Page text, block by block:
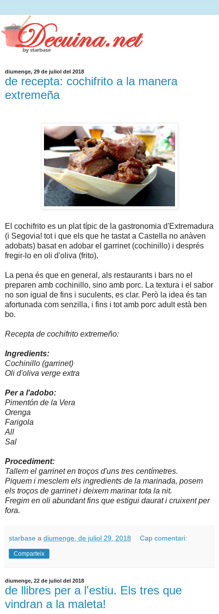
diumenge, 29 de juliol del 2018
de recepta: cochifrito a la manera
extremeña
El cochifrito es un plat típic de la gastronomia d'Extremadura
(i Segovia! tot i que els que he tastat a Castella no anàven
adobats) basat en adobar el garrinet (cochinillo) i després
fregir-lo en oli d'oliva (frito).
La pena és que en general, als restaurants i bars no el
preparen amb cochinillo, sino amb porc. La textura i el sabor
no son igual de fins i suculents, es clar. Però la idea és tan
afortunada com senzilla, i fins i tot amb porc adult està ben
bo.
Recepta de cochifrito extremeño:
Ingredients:
Cochinillo (garrinet)
Oli d'oliva verge extra
Per a l'adobo:
Pimentón de la Vera
Orenga
Farigola
All
Sal
Procediment:
Tallem el garrinet en troços d'uns tres centímetres.
Piquem i mesclem els ingredients de la marinada, posem
els troços de garrinet i deixem marinar tota la nit.
Fregim en oli abundant fins que estigui daurat i cruixent per
fora.
starbase a diumenge, de juliol 29, 2018 Cap comentari:
Comparteix
diumenge, 22 de juliol del 2018
de llibres per a l'estiu. Els tres que
vindran a la maleta!